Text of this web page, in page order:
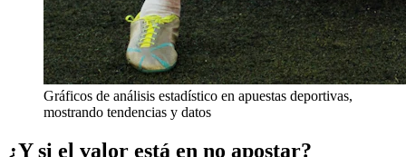
Gráficos de análisis estadístico en apuestas deportivas,
mostrando tendencias y datos
¿Y si el valor está en no apostar?